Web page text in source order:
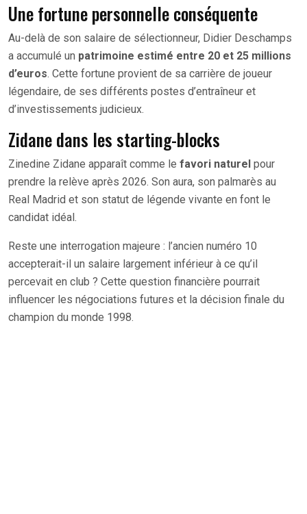
Une fortune personnelle conséquente
Au-delà de son salaire de sélectionneur, Didier Deschamps
a accumulé un patrimoine estimé entre 20 et 25 millions
d’euros. Cette fortune provient de sa carrière de joueur
légendaire, de ses différents postes d’entraîneur et
d’investissements judicieux.
Zidane dans les starting-blocks
Zinedine Zidane apparaît comme le favori naturel pour
prendre la relève après 2026. Son aura, son palmarès au
Real Madrid et son statut de légende vivante en font le
candidat idéal.
Reste une interrogation majeure : l’ancien numéro 10
accepterait-il un salaire largement inférieur à ce qu’il
percevait en club ? Cette question financière pourrait
influencer les négociations futures et la décision finale du
champion du monde 1998.